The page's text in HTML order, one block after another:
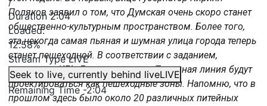
Duration2:04
Loaded:
12.58%
Stream TypeLIVE
Seek to live, currently behind liveLIVE
Remaining Time-2:04
Поляков заявил о том, что Думская очень скоро станет
общественно-культурным пространством. Более того,
эта некогда самая пьяная и шумная улица города теперь
станет пешеходной. В соответствии с заданием,
выданным КГА, Думская улица и Перинная линия будут
проектироваться как пешеходные зоны. Напомню, что в
прошлом здесь было около 20 различных питейных